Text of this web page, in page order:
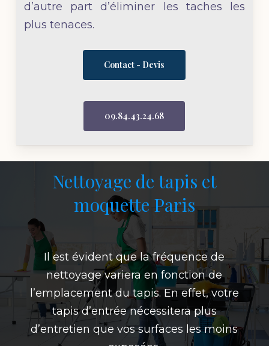
d’autre part d’éliminer les taches les
plus tenaces.
Contact - Devis
09.84.43.24.68
Nettoyage de tapis et
moquette Paris
Il est évident que la fréquence de
nettoyage variera en fonction de
l’emplacement du tapis. En effet, votre
tapis d’entrée nécessitera plus
d’entretien que vos surfaces les moins